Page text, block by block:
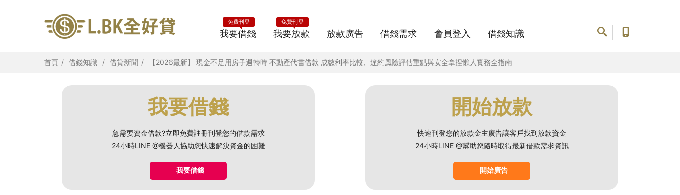
我要借錢
免費刊登
我要放款
免費刊登
放款廣告 借錢需求 會員登入 借錢知識
首頁 借錢知識 借貸新聞 【2026最新】 現金不足用房子週轉時 不動產代書借款 成數利率比較、違約風險評估重點與安全拿捏懶人實務全指南
我要借錢
急需要資金借款?立即免費註冊刊登您的借款需求
24小時LINE @機器人協助您快速解決資金的困難
我要借錢
開始放款
快速刊登您的放款金主廣告讓客戶找到放款資金
24小時LINE @幫助您隨時取得最新借款需求資訊
開始廣告